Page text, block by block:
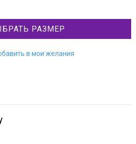
РАЗМЕР
в мои желания